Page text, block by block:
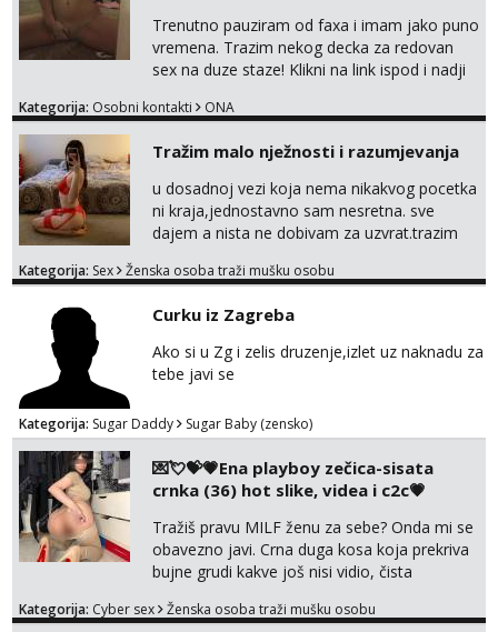
Trenutno pauziram od faxa i imam jako puno
vremena. Trazim nekog decka za redovan
sex na duze staze! Klikni na link ispod i nadji
Kategorija: Osobni kontakti ONA
Tražim malo nježnosti i razumjevanja
u dosadnoj vezi koja nema nikakvog pocetka
ni kraja,jednostavno sam nesretna. sve
dajem a nista ne dobivam za uzvrat.trazim
trazim puno samo malo njeznosti i
poljupce po tijelu koji me jako
pale,obozavam kad muskarac preuzme
kontrolu . javi se :) Klikni na link ispod i nadji
me tamo, cekam te!
Kategorija: Sex Ženska osoba traži mušku osobu
Curku iz Zagreba
Ako si u Zg i zelis druzenje,izlet uz naknadu za
tebe javi se
Kategorija: Sugar Daddy Sugar Baby (zensko)
💌💘💝💗Ena playboy zečica-sisata
crnka (36) hot slike, videa i c2c💗
Tražiš pravu MILF ženu za sebe? Onda mi se
obavezno javi. Crna duga kosa koja prekriva
bujne grudi kakve još nisi vidio, čista
pričam. Prave pune usne koje će ti se urezati
Kategorija: Cyber sex Ženska osoba traži mušku osobu